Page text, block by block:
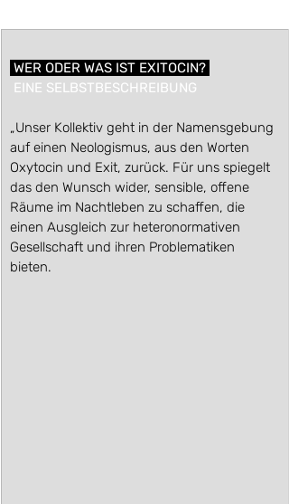
WER ODER WAS IST EXITOCIN? ​
EINE SELBSTBESCHREIBUNG
„Unser Kollektiv geht in der Namensgebung
auf einen Neologismus, aus den Worten
Oxytocin und Exit, zurück. Für uns spiegelt
das den Wunsch wider, sensible, offene
Räume im Nachtleben zu schaffen, die
einen Ausgleich zur heteronormativen
Gesellschaft und ihren Problematiken
bieten.